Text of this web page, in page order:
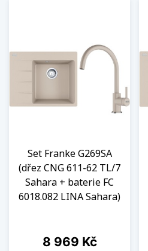
Set Franke G269SA
(dřez CNG 611-62 TL/7
Sahara + baterie FC
6018.082 LINA Sahara)
Cena
8 969 Kč